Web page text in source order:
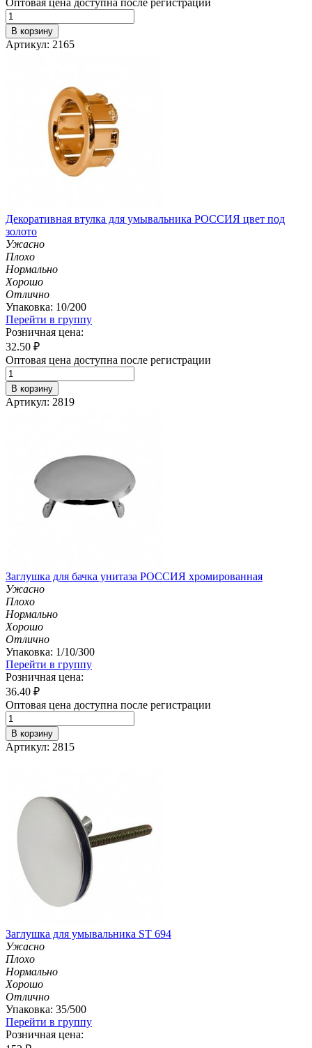
В корзину
Артикул: 2165
Декоративная втулка для умывальника РОССИЯ цвет под
золото
Ужасно
Плохо
Нормально
Хорошо
Отлично
Упаковка: 10/200
Перейти в группу
Розничная цена:
32.50 ₽
Оптовая цена доступна после регистрации
В корзину
Артикул: 2819
Заглушка для бачка унитаза РОССИЯ хромированная
Ужасно
Плохо
Нормально
Хорошо
Отлично
Упаковка: 1/10/300
Перейти в группу
Розничная цена:
36.40 ₽
Оптовая цена доступна после регистрации
В корзину
Артикул: 2815
Заглушка для умывальника ST 694
Ужасно
Плохо
Нормально
Хорошо
Отлично
Упаковка: 35/500
Перейти в группу
Розничная цена: